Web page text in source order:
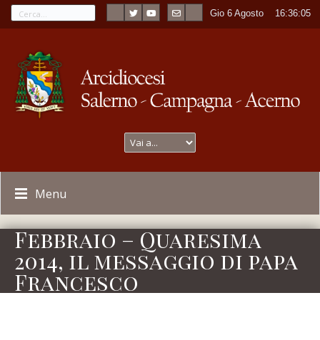
Gio 6 Agosto 16:36:05
Menu
Febbraio – Quaresima
2014, il messaggio di papa
Francesco